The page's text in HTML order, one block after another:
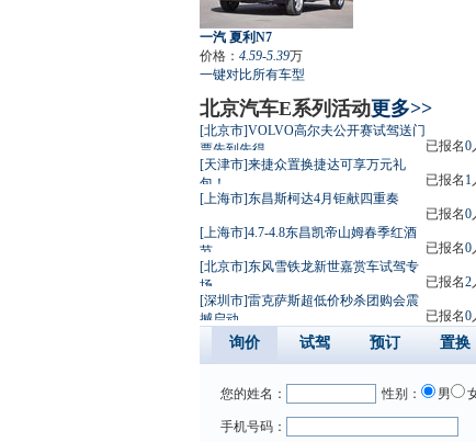
一汽 夏利N7
价格： 4.59-5.39万
一键对比所有车型
北京汽车E系列活动更多>>
[北京市]VOLVO高尔夫公开赛试驾送门
票先到先得
已报名0
[天津市]来捷众置换捷达可享万元礼
包！
已报名 1
[上海市]东昌斯柯达4月钜献四重奏
已报名0
[上海市]4.7-4.8东昌凯帝山姆春季红酒
节
已报名0
[北京市]东风雪铁龙新世嘉赏车试驾专
场
已报名2
[深圳市]雷克萨斯超低价秒杀团购会震
撼启动
已报名0
询价 试驾 预订 置换
您的姓名： 性别： 男
手机号码：